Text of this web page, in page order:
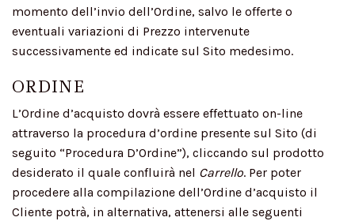
momento dell’invio dell’Ordine, salvo le offerte o
eventuali variazioni di Prezzo intervenute
successivamente ed indicate sul Sito medesimo.
ORDINE
L’Ordine d’acquisto dovrà essere effettuato on-line
attraverso la procedura d’ordine presente sul Sito (di
seguito “Procedura D’Ordine”), cliccando sul prodotto
desiderato il quale confluirà nel Carrello. Per poter
procedere alla compilazione dell’Ordine d’acquisto il
Cliente potrà, in alternativa, attenersi alle seguenti